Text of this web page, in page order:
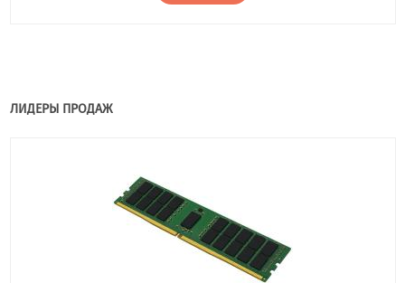
ЛИДЕРЫ ПРОДАЖ